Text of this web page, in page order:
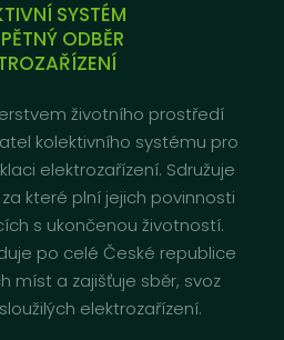
SYSTÉM
ODBĚR
životního prostředí
kolektivního systému pro
elektrozařízení. Sdružuje
které plní jejich povinnosti
s ukončenou životností.
po celé České republice
míst a zajišťuje sběr, svoz
elektrozařízení.